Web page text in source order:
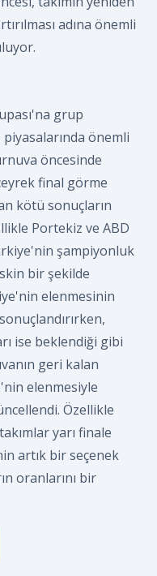
adına önemli
grup
önemli
öncesinde
final görme
kötü sonuçların
Portekiz ve ABD
şampiyonluk
bir şekilde
elenmesinin
ise beklendiği gibi
geri kalan
elenmesiyle
Özellikle
yarı finale
artık bir seçenek
oranlarını bir